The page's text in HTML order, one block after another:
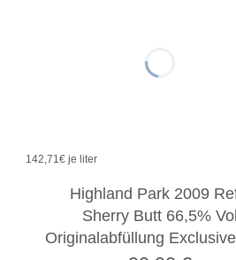
142,71 € je liter
Highland Park 2009
Sherry Butt 66,5% Vol
Originalabfüllung